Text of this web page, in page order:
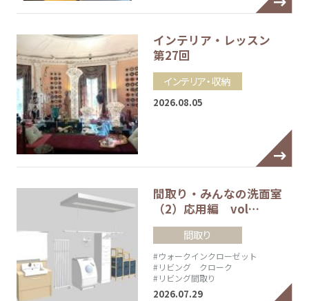
インテリア・レッスン
第27回
インテリア・収納
2026.08.05
間取り・みんなの洗面室
（2）応用編 vol…
間取り
#ウォークインクローゼット
#リビング クローク
#リビング間取り
2026.07.29